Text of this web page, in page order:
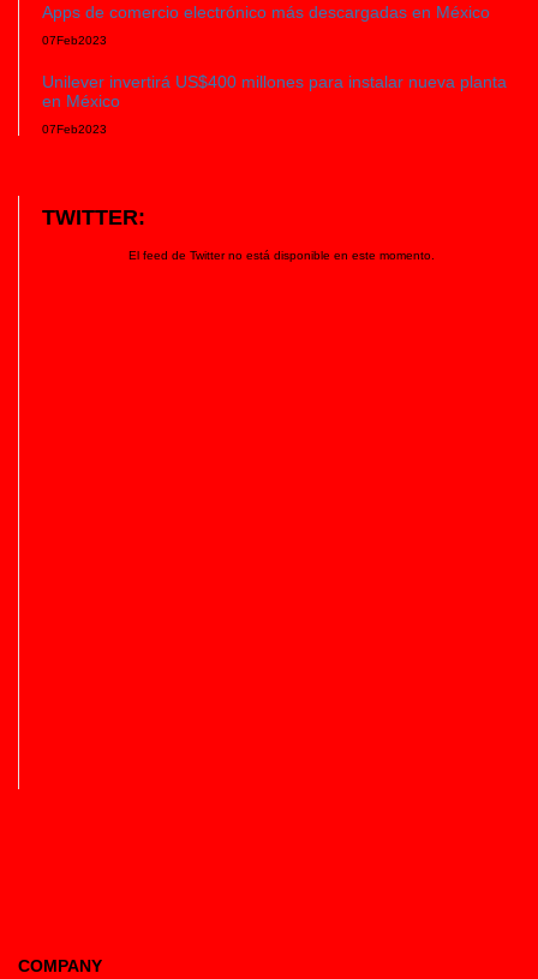
Apps de comercio electrónico más descargadas en México
07Feb2023
Unilever invertirá US$400 millones para instalar nueva planta
en México
07Feb2023
TWITTER:
El feed de Twitter no está disponible en este momento.
COMPANY